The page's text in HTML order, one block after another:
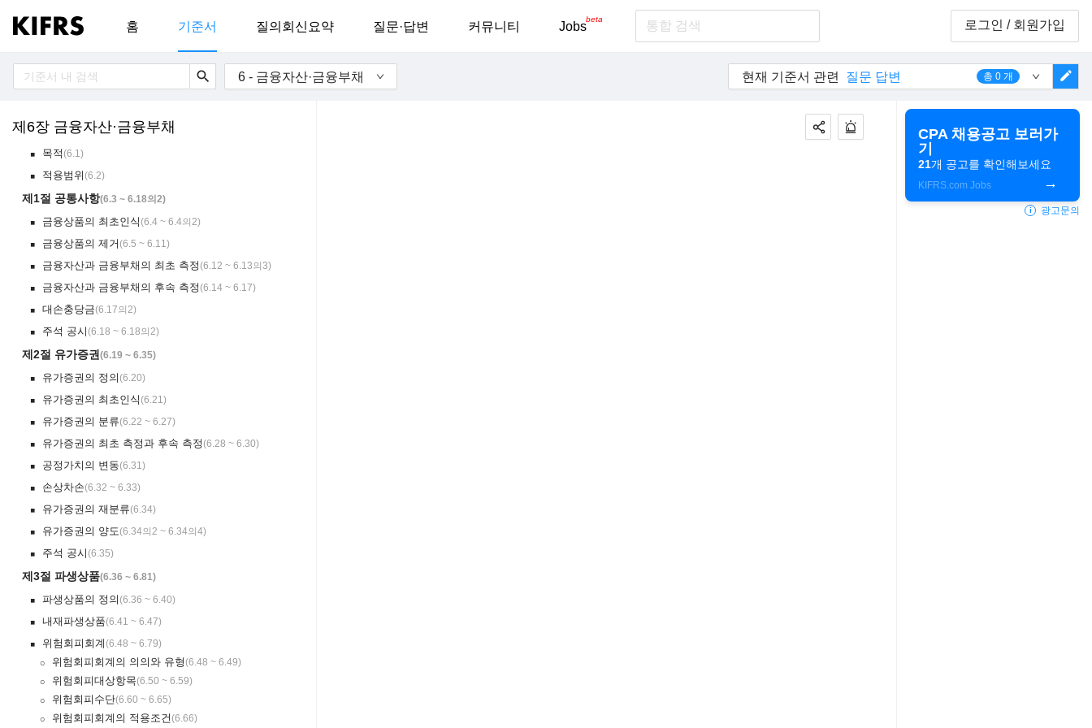
홈 기준서 질의회신요약 질문·답변 커뮤니티 Jobsbeta 로그인 / 회원가입
search 6 - 금융자산·금융부채 현재 기준서 관련 질문 답변 총 0 개 edit
제6장 금융자산·금융부채
￭ 목적 (6.1)
￭ 적용범위 (6.2)
제1절 공통사항(6.3 ~ 6.18의2)
￭ 금융상품의 최초인식 (6.4 ~ 6.4의2)
￭ 금융상품의 제거 (6.5 ~ 6.11)
￭ 금융자산과 금융부채의 최초 측정 (6.12 ~ 6.13의3)
￭ 금융자산과 금융부채의 후속 측정 (6.14 ~ 6.17)
￭ 대손충당금(6.17의2)
￭ 주석 공시 (6.18 ~ 6.18의2)
제2절 유가증권 (6.19 ~ 6.35)
￭ 유가증권의 정의 (6.20)
￭ 유가증권의 최초인식 (6.21)
￭ 유가증권의 분류(6.22 ~ 6.27)
￭ 유가증권의 최초 측정과 후속 측정 (6.28 ~ 6.30)
￭ 공정가치의 변동(6.31)
￭ 손상차손(6.32 ~ 6.33)
￭ 유가증권의 재분류(6.34)
￭ 유가증권의 양도(6.34의2 ~ 6.34의4)
￭ 주석 공시 (6.35)
제3절 파생상품(6.36 ~ 6.81)
￭ 파생상품의 정의 (6.36 ~ 6.40)
￭ 내재파생상품(6.41 ~ 6.47)
￭ 위험회피회계 (6.48 ~ 6.79)
￮ 위험회피회계의 의의와 유형 (6.48 ~ 6.49)
￮ 위험회피대상항목(6.50 ~ 6.59)
￮ 위험회피수단(6.60 ~ 6.65)
￮ 위험회피회계의 적용조건 (6.66)
CPA 채용공고 보러가
기
21개 공고를 확인해보세요
KIFRS.com Jobs
i 광고문의